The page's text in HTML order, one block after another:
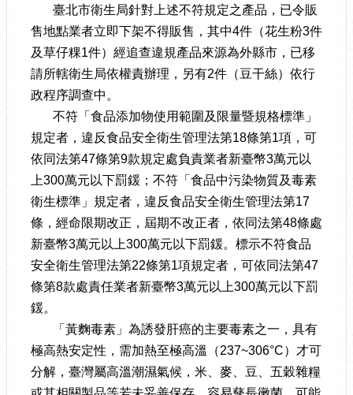
臺北市衛生局針對上述不符規定之產品，已令販
售地點業者立即下架不得販售，其中4件（花生粉3件
及草仔粿1件）經追查違規產品來源為外縣市，已移
請所轄衛生局依權責辦理，另有2件（豆干絲）依行
政程序調查中。
不符「食品添加物使用範圍及限量暨規格標準」
規定者，違反食品安全衛生管理法第18條第1項，可
依同法第47條第9款規定處負責業者新臺幣3萬元以
上300萬元以下罰鍰；不符「食品中污染物質及毒素
衛生標準」規定者，違反食品安全衛生管理法第17
條，經命限期改正，屆期不改正者，依同法第48條處
新臺幣3萬元以上300萬元以下罰鍰。標示不符食品
安全衛生管理法第22條第1項規定者，可依同法第47
條第8款處責任業者新臺幣3萬元以上300萬元以下罰
鍰。
「黃麴毒素」為誘發肝癌的主要毒素之一，具有
極高熱安定性，需加熱至極高溫（237~306°C）才可
分解，臺灣屬高溫潮濕氣候，米、麥、豆、五穀雜糧